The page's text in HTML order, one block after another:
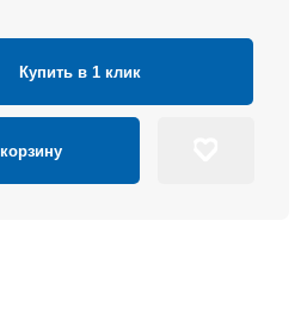
Купить в 1 клик